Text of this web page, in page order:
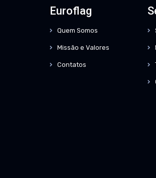
Euroflag
Quem Somos
Missão e Valores
Contatos